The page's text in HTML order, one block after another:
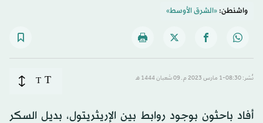
واشنطن:«الشرق الأوسط»
نُشر: 08:30-1 مارس 2023 م ـ 09 شَعبان 1444 هـ T
T
أفاد باحثون بوجود روابط بين الإريثريتول، بديل السكر